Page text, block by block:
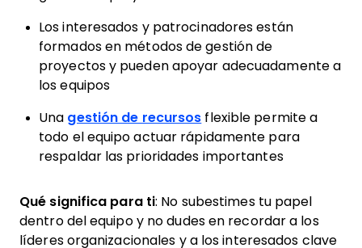
Los interesados y patrocinadores están
formados en métodos de gestión de
proyectos y pueden apoyar adecuadamente a
los equipos
Una gestión de recursos flexible permite a
todo el equipo actuar rápidamente para
respaldar las prioridades importantes
Qué significa para ti: No subestimes tu papel
dentro del equipo y no dudes en recordar a los
líderes organizacionales y a los interesados clave